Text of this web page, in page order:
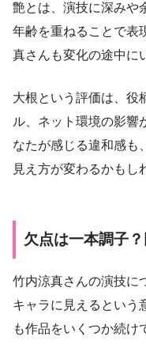
艶とは、演技に深みや
年齢を重ねることで表
真さんも変化の途中に
大根という評価は、役
ル、ネット環境の影響
なたが感じる違和感も
見え方が変わるかもし
欠点は一本調子
竹内涼真さんの演技に
キャラに見えるという
も作品をいくつか続け